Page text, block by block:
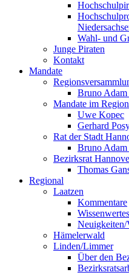
Wahl- und
Junge Piraten
Kontakt
Mandate
Bruno
Mandate im
Uwe Kopec
Gerhard
Rat der Stadt
Bruno
Bezirksrat
Thomas
Regional
Laatzen
Kommentare
Wissenwertes
Neuigkeiten/
Hämelerwald
Linden/Limmer
Über den